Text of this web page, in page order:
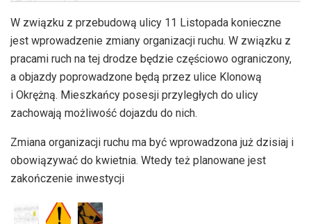
W związku z przebudową ulicy 11 Listopada konieczne
jest wprowadzenie zmiany organizacji ruchu. W związku z
pracami ruch na tej drodze będzie częściowo ograniczony,
a objazdy poprowadzone będą przez ulice Klonową
i Okrężną. Mieszkańcy posesji przyległych do ulicy
zachowają możliwość dojazdu do nich.
Zmiana organizacji ruchu ma być wprowadzona już dzisiaj i
obowiązywać do kwietnia. Wtedy też planowane jest
zakończenie inwestycji